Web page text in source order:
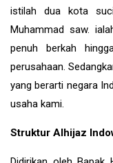
istilah dua kota
Muhammad saw.
penuh berkah
perusahaan.
yang berarti negara
usaha kami.
Struktur Alhijaz